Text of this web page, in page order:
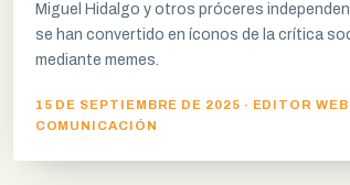
Miguel Hidalgo y otros próceres
se han convertido en íconos de la crítica
mediante memes.
15 DE SEPTIEMBRE DE 2025 · EDITOR WEB
COMUNICACIÓN